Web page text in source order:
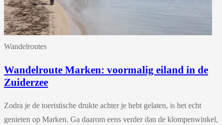
Wandelroutes
Wandelroute Marken: voormalig eiland in de
Zuiderzee
Zodra je de toeristische drukte achter je hebt gelaten, is het echt
genieten op Marken. Ga daarom eens verder dan de klompenwinkel,